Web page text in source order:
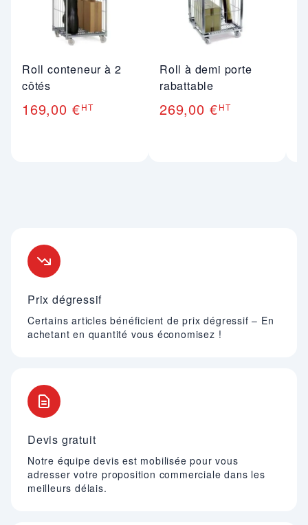
Roll conteneur à 2
côtés
169,00 €HT
Roll à demi porte
rabattable
269,00 €HT
Prix dégressif
Certains articles bénéficient de prix dégressif – En
achetant en quantité vous économisez !
Devis gratuit
Notre équipe devis est mobilisée pour vous
adresser votre proposition commerciale dans les
meilleurs délais.